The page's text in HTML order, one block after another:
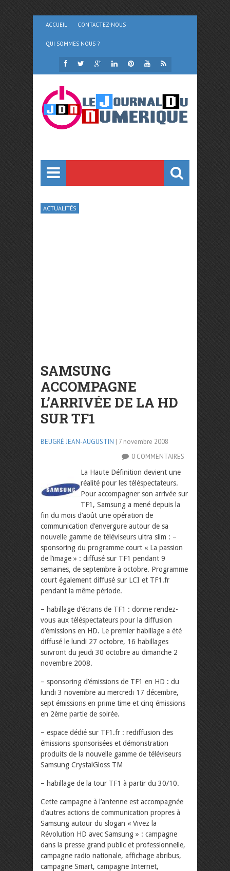
ACCUEIL CONTACTEZ-NOUS
QUI SOMMES NOUS ?
ACTUALITÉS
SAMSUNG
ACCOMPAGNE
L’ARRIVÉE DE LA HD
SUR TF1
BEUGRÉ JEAN-AUGUSTIN | 7 novembre 2008
0 COMMENTAIRES
La Haute Définition devient une
réalité pour les téléspectateurs.
Pour accompagner son arrivée sur
TF1, Samsung a mené depuis la
fin du mois d’août une opération de
communication d’envergure autour de sa
nouvelle gamme de téléviseurs ultra slim : –
sponsoring du programme court « La passion
de l’image » : diffusé sur TF1 pendant 9
semaines, de septembre à octobre. Programme
court également diffusé sur LCI et TF1.fr
pendant la même période.
– habillage d’écrans de TF1 : donne rendez-
vous aux téléspectateurs pour la diffusion
d’émissions en HD. Le premier habillage a été
diffusé le lundi 27 octobre, 16 habillages
suivront du jeudi 30 octobre au dimanche 2
novembre 2008.
– sponsoring d’émissions de TF1 en HD : du
lundi 3 novembre au mercredi 17 décembre,
sept émissions en prime time et cinq émissions
en 2ème partie de soirée.
– espace dédié sur TF1.fr : rediffusion des
émissions sponsorisées et démonstration
produits de la nouvelle gamme de téléviseurs
Samsung CrystalGloss TM
– habillage de la tour TF1 à partir du 30/10.
Cette campagne à l’antenne est accompagnée
d’autres actions de communication propres à
Samsung autour du slogan « Vivez la
Révolution HD avec Samsung » : campagne
dans la presse grand public et professionnelle,
campagne radio nationale, affichage abribus,
campagne Smart, campagne Internet,